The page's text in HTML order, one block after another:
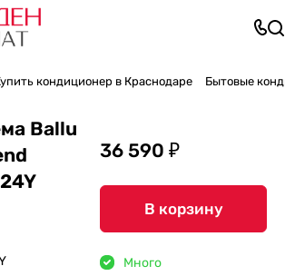
кондиционер в Краснодаре Бытовые
Ballu
36 590 ₽
В корзину
Много